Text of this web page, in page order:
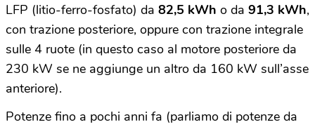
LFP (litio-ferro-fosfato) da 82,5 kWh o da 91,3 kWh,
con trazione posteriore, oppure con trazione integrale
sulle 4 ruote (in questo caso al motore posteriore da
230 kW se ne aggiunge un altro da 160 kW sull’asse
anteriore).
Potenze fino a pochi anni fa (parliamo di potenze da